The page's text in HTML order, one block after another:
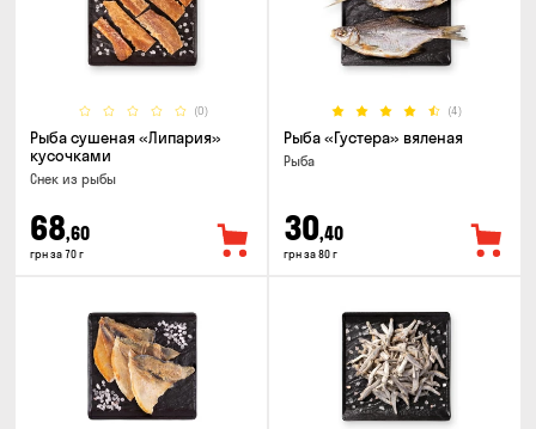
(0)
Рыба сушеная «Липария»
кусочками
Снек из рыбы
68,60
грн за 70 г
(4)
Рыба «Густера» вяленая
Рыба
30,40
грн за 80 г